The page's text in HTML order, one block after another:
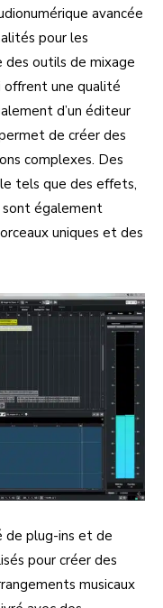
avancée
pour les
des outils de mixage
offrent une qualité
d’un éditeur
de créer des
complexes. Des
tels que des effets,
sont également
uniques et des
de plug-ins et de
pour créer des
musicaux